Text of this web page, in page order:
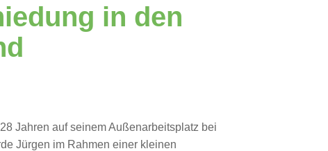
in den
Jahren auf seinem Außenarbeitsplatz bei
Jürgen im Rahmen einer kleinen